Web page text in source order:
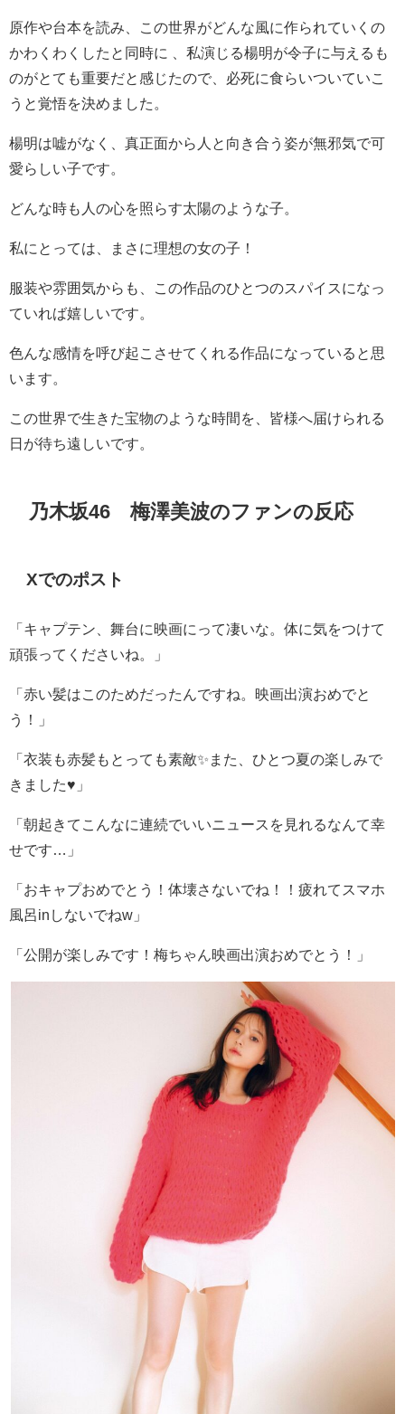
原作や台本を読み、この世界がどんな風に作られていくの
かわくわくしたと同時に 、私演じる楊明が令子に与えるも
のがとても重要だと感じたので、必死に食らいついていこ
うと覚悟を決めました。
楊明は嘘がなく、真正面から人と向き合う姿が無邪気で可
愛らしい子です。
どんな時も人の心を照らす太陽のような子。
私にとっては、まさに理想の女の子！
服装や雰囲気からも、この作品のひとつのスパイスになっ
ていれば嬉しいです。
色んな感情を呼び起こさせてくれる作品になっていると思
います。
この世界で生きた宝物のような時間を、皆様へ届けられる
日が待ち遠しいです。
乃木坂46 梅澤美波のファンの反応
Xでのポスト
「キャプテン、舞台に映画にって凄いな。体に気をつけて
頑張ってくださいね。」
「赤い髪はこのためだったんですね。映画出演おめでと
う！」
「衣装も赤髪もとっても素敵✨また、ひとつ夏の楽しみで
きました♥️ 」
「朝起きてこんなに連続でいいニュースを見れるなんて幸
せです…」
「おキャプおめでとう！体壊さないでね！！疲れてスマホ
風呂in しないでねw 」
「公開が楽しみです！梅ちゃん映画出演おめでとう！」